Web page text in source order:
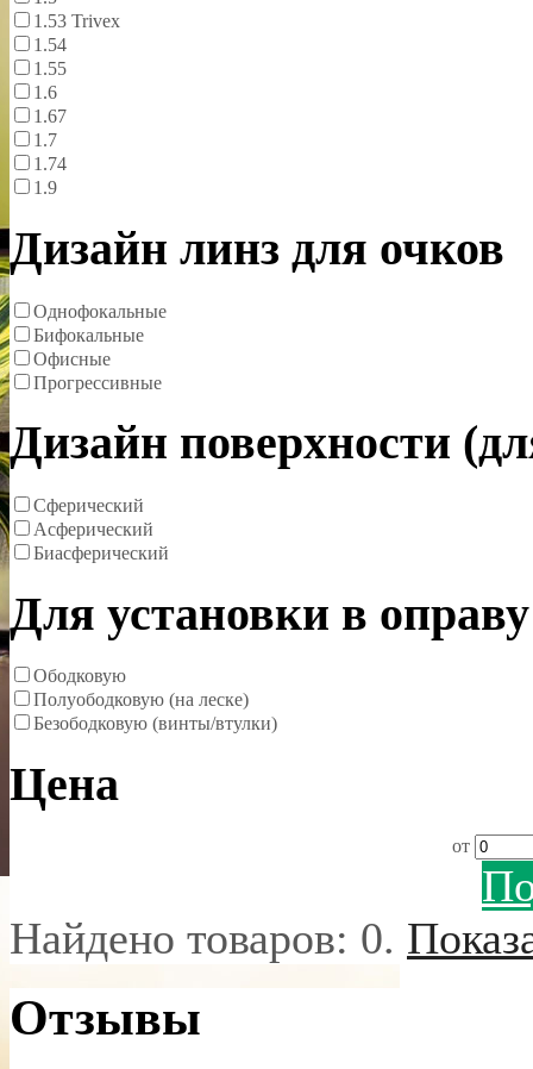
1.53 Trivex
1.54
1.55
1.6
1.67
1.7
1.74
1.9
Дизайн линз для очков
Однофокальные
Бифокальные
Офисные
Прогрессивные
Дизайн поверхности
Сферический
Асферический
Биасферический
Для установки в оправу
Ободковую
Полуободковую (на леске)
Безободковую (винты/втулки)
Цена
от
Найдено товаров: 0.
Отзывы